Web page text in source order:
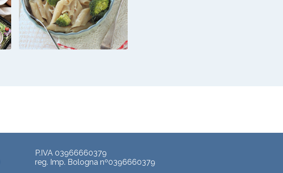
P.IVA 03966660379
reg. Imp. Bologna nº0396660379